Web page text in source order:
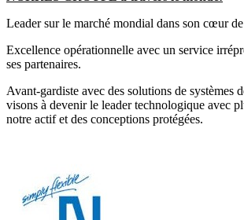
Leader sur le marché mondial dans son cœur
Excellence opérationnelle avec un service
ses partenaires.
Avant-gardiste avec des solutions de systèmes
visons à devenir le leader technologique avec
notre actif et des conceptions protégées.